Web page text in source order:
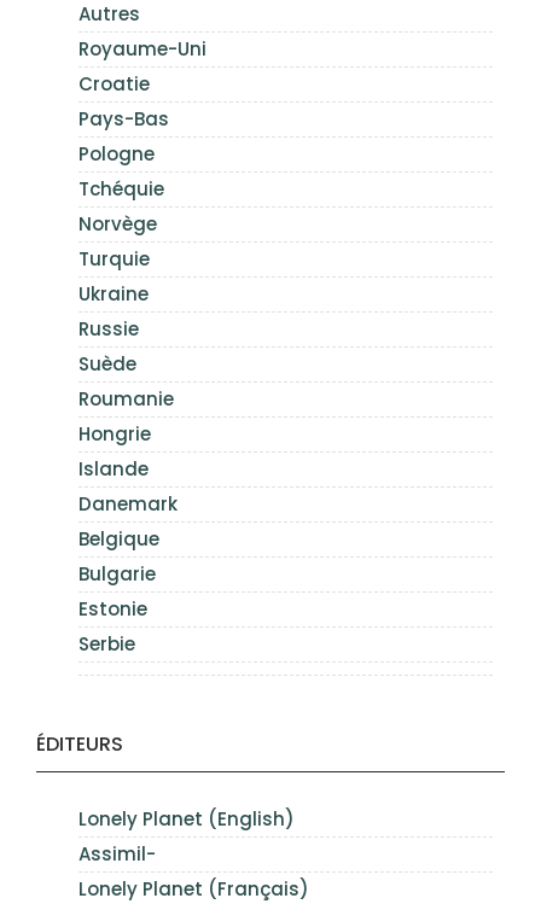
Autres
Royaume-Uni
Croatie
Pays-Bas
Pologne
Tchéquie
Norvège
Turquie
Ukraine
Russie
Suède
Roumanie
Hongrie
Islande
Danemark
Belgique
Bulgarie
Estonie
Serbie
ÉDITEURS
Lonely Planet (English)
Assimil-
Lonely Planet (Français)